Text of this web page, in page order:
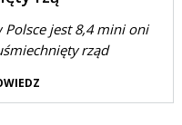
jest 8,4 mini oni
rząd